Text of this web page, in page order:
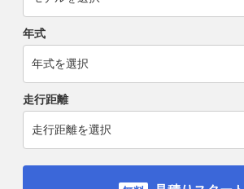
年式
走行距離